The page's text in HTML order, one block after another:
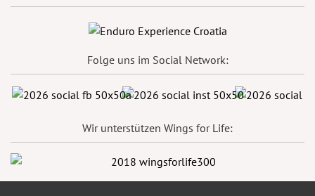
Folge uns im Social Network:
Wir unterstützen Wings for Life: